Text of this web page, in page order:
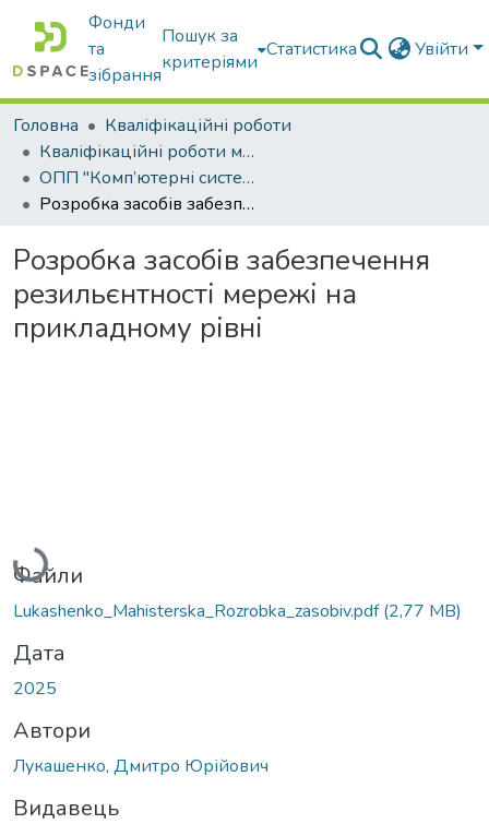
Фонди
та
зібрання
Пошук за
критеріями
Статистика Увійти
Головна
Кваліфікаційні роботи
Кваліфікаційні роботи магістрів
ОПП "Комп’ютерні системи і мережі"
Розробка засобів забезпечення резильєнтності мережі на прикладному рівні
Розробка засобів забезпечення
резильєнтності мережі на
прикладному рівні
Вантажиться...
Файли
Lukashenko_Mahisterska_Rozrobka_zasobiv.pdf(2,77 MB)
Дата
2025
Автори
Лукашенко, Дмитро Юрійович
Видавець